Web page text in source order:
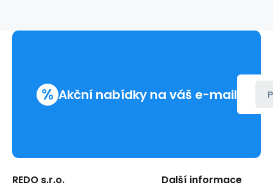
% Akční nabídky na váš e-mail
REDO s.r.o. Další informace